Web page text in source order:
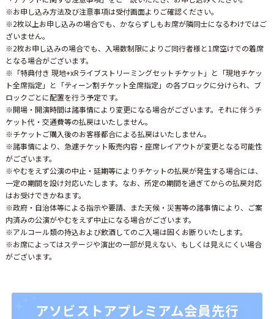
※お申し込み方法及び注意事項は受付画面よりご確認ください。
※2枚以上お申し込みの場合でも、かならずしもお席が隣同士になるわけではご
ざいません。
※2枚お申し込みの場合でも、入場数制限によりご同行者様と1席空けでの着席
となる場合がございます。
※「特典付き 現地+xRライブストリーミングセットチケット」と「現地チケッ
ト全席指定」と「ティーン割チケット全席指定」の各ブロックに分けられ、ブ
ロックごとに配置を行う予定です。
※開場・開演時間は諸事情により変更になる場合がございます。それに伴うチ
ケット代・交通費等の払戻はいたしません。
※チケットご購入後のお客様都合による払戻はいたしません。
※諸事情により、急遽チケット販売内容・座席レイアウトが変更となる可能性
がございます。
※やむをえず公演の中止・延期等によりチケットの払戻が発生する場合には、
一定の期間を設け対応いたします。なお、所定の期間を過ぎてからの払戻対応
はお受けできかねます。
※政府・自治体等による指示や要請、また天候・災害等の諸事情により、ご案
内済みの公演がやむをえず中止になる場合がございます。
※アルコール類の持込および飲酒してのご入場は固くお断りいたします。
※お席によってはステージや演出の一部が見えない、もしくは見えにくい場合
がございます。
アソビストアプレミアム会員先行